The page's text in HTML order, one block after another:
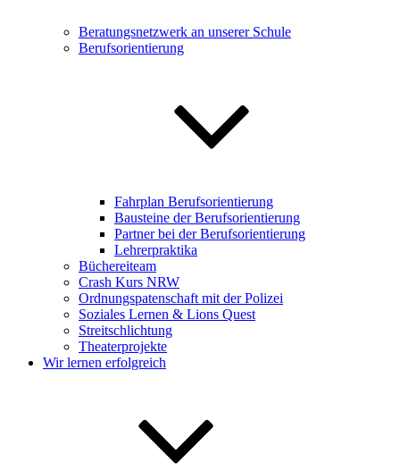
Beratungsnetzwerk an unserer Schule
Berufsorientierung
Fahrplan Berufsorientierung
Bausteine der Berufsorientierung
Partner bei der Berufsorientierung
Lehrerpraktika
Büchereiteam
Crash Kurs NRW
Ordnungspatenschaft mit der Polizei
Soziales Lernen & Lions Quest
Streitschlichtung
Theaterprojekte
Wir lernen erfolgreich